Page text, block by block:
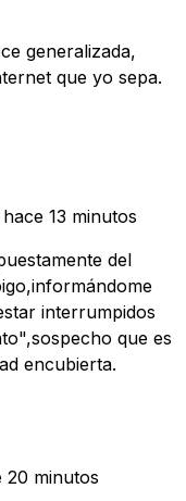
generalizada,
que yo sepa.
hace 13 minutos
del
interrumpidos
que es
encubierta.
20 minutos